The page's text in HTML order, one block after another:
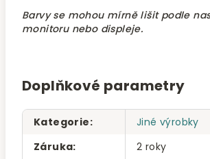
Barvy se mohou mírně lišit podle
monitoru nebo displeje.
Doplňkové parametry
Kategorie:
Jiné výrobky
Záruka:
2 roky